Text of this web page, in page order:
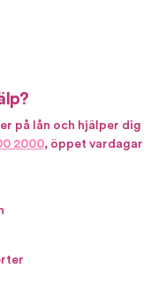
på lån och hjälper dig
2000, öppet vardagar